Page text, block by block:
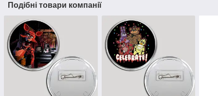
Подібні товари компанії